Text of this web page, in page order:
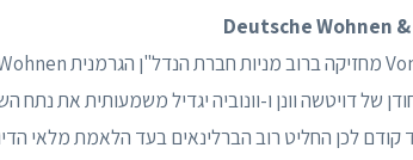
של דויטשה וונן ו-וונוביה יגדיל משמעותית את נתח
לכן החליט רוב הברלינאים בעד הלאמת מלאי